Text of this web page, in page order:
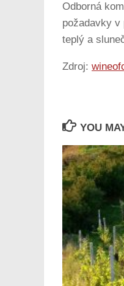
Odborná
požadavky v
teplý a
Zdroj:
YOU